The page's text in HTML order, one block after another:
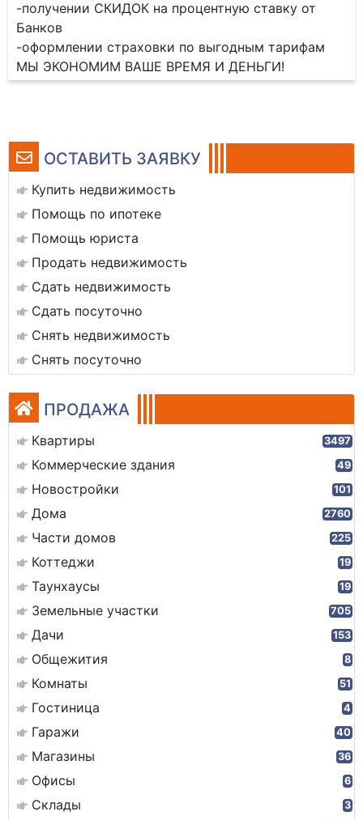
ОСТАВИТЬ ЗАЯВКУ
Купить недвижимость
Помощь по ипотеке
Помощь юриста
Продать недвижимость
Сдать недвижимость
Сдать посуточно
Снять недвижимость
Снять посуточно
ПРОДАЖА
Квартиры 3497
Коммерческие здания 49
Новостройки 101
Дома 2760
Части домов 225
Коттеджи 19
Таунхаусы 19
Земельные участки 705
Дачи 153
Общежития 8
Комнаты 51
Гостиница 4
Гаражи 40
Магазины 36
Офисы 6
Склады 3
-получении СКИДОК на процентную ставку от
Банков
-оформлении страховки по выгодным тарифам
МЫ ЭКОНОМИМ ВАШЕ ВРЕМЯ И ДЕНЬГИ!